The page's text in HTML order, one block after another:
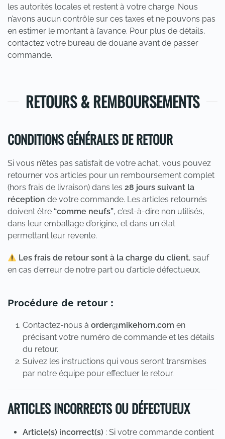
les autorités locales et restent à votre charge. Nous
n’avons aucun contrôle sur ces taxes et ne pouvons pas
en estimer le montant à l’avance. Pour plus de détails,
contactez votre bureau de douane avant de passer
commande.
RETOURS & REMBOURSEMENTS
CONDITIONS GÉNÉRALES DE RETOUR
Si vous n’êtes pas satisfait de votre achat, vous pouvez
retourner vos articles pour un remboursement complet
(hors frais de livraison) dans les 28 jours suivant la
réception de votre commande. Les articles retournés
doivent être “comme neufs”, c’est-à-dire non utilisés,
dans leur emballage d’origine, et dans un état
permettant leur revente.
Les frais de retour sont à la charge du client, sauf
en cas d’erreur de notre part ou d’article défectueux.
Procédure de retour:
Contactez-nous à order@mikehorn.com en
précisant votre numéro de commande et les détails
du retour.
Suivez les instructions qui vous seront transmises
par notre équipe pour effectuer le retour.
ARTICLES INCORRECTS OU DÉFECTUEUX
Article(s) incorrect(s) : Si votre commande contient